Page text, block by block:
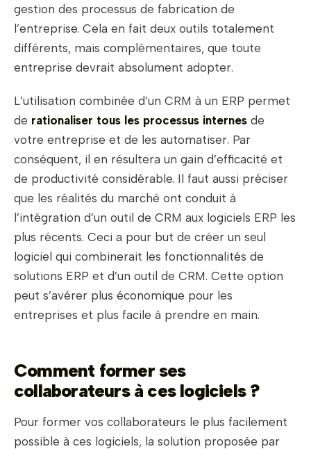
gestion des processus de fabrication de
l’entreprise. Cela en fait deux outils totalement
différents, mais complémentaires, que toute
entreprise devrait absolument adopter.
L’utilisation combinée d’un CRM à un ERP permet
de rationaliser tous les processus internes de
votre entreprise et de les automatiser. Par
conséquent, il en résultera un gain d’efficacité et
de productivité considérable. Il faut aussi préciser
que les réalités du marché ont conduit à
l’intégration d’un outil de CRM aux logiciels ERP les
plus récents. Ceci a pour but de créer un seul
logiciel qui combinerait les fonctionnalités de
solutions ERP et d’un outil de CRM. Cette option
peut s’avérer plus économique pour les
entreprises et plus facile à prendre en main.
Comment former ses
collaborateurs à ces logiciels ?
Pour former vos collaborateurs le plus facilement
possible à ces logiciels, la solution proposée par